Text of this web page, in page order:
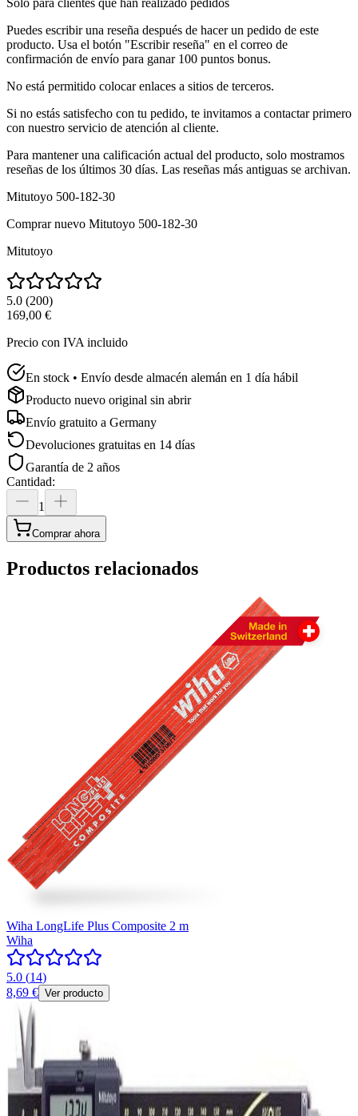
Solo para clientes que han realizado pedidos
Puedes escribir una reseña después de hacer un pedido de este
producto. Usa el botón "Escribir reseña" en el correo de
confirmación de envío para ganar 100 puntos bonus.
No está permitido colocar enlaces a sitios de terceros.
Si no estás satisfecho con tu pedido, te invitamos a contactar primero
con nuestro servicio de atención al cliente.
Para mantener una calificación actual del producto, solo mostramos
reseñas de los últimos 30 días. Las reseñas más antiguas se archivan.
Mitutoyo 500-182-30
Comprar nuevo Mitutoyo 500-182-30
Mitutoyo
5.0 (200)
169,00 €
Precio con IVA incluido
En stock • Envío desde almacén alemán en 1 día hábil
Producto nuevo original sin abrir
Envío gratuito a Germany
Devoluciones gratuitas en 14 días
Garantía de 2 años
Cantidad:
1
Comprar ahora
Productos relacionados
Wiha LongLife Plus Composite 2 m
Wiha
5.0 (14)
8,69 € Ver producto